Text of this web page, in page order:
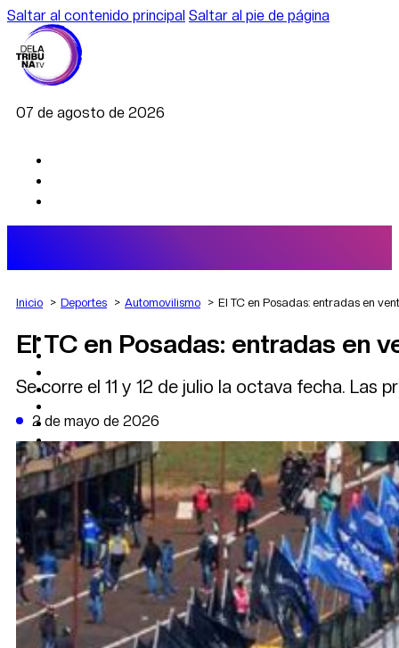
Saltar al contenido principal Saltar al pie de página
07 de agosto de 2026
AGRO
DEPORTES
POLÍTICA
DATA FIRME
DE LA TRIBUNA TV
Inicio Deportes Automovilismo El TC en Posadas: entradas en
El TC en Posadas: entradas en
Se corre el 11 y 12 de julio la octava fecha. Las
2 de mayo de 2026